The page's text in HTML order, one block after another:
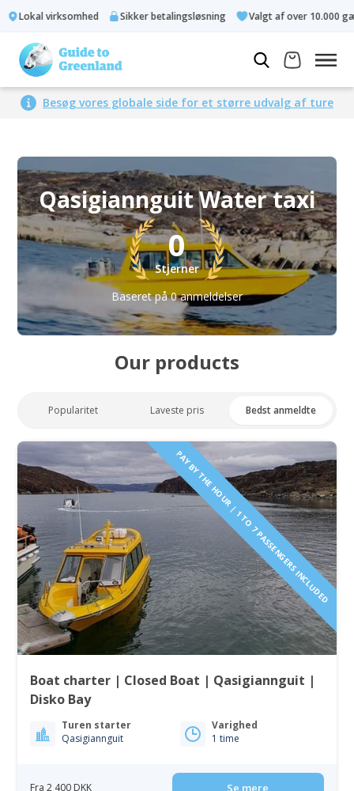
Lokal virksomhed Sikker betalingsløsning Valgt af over 10.000
Besøg vores globale side for et større udvalg af ture
Qasigiannguit Water taxi
0
Stjerner
Baseret på 0 anmeldelser
Our products
Popularitet Laveste pris Bedst anmeldte
PAY BY THE HOUR | 1 TO 7 PASSENGERS INCLUDED
Boat charter | Closed Boat | Qasigiannguit |
Disko Bay
Turen starter
Qasigiannguit
Varighed
1 time
Fra 2 400 DKK Se mere